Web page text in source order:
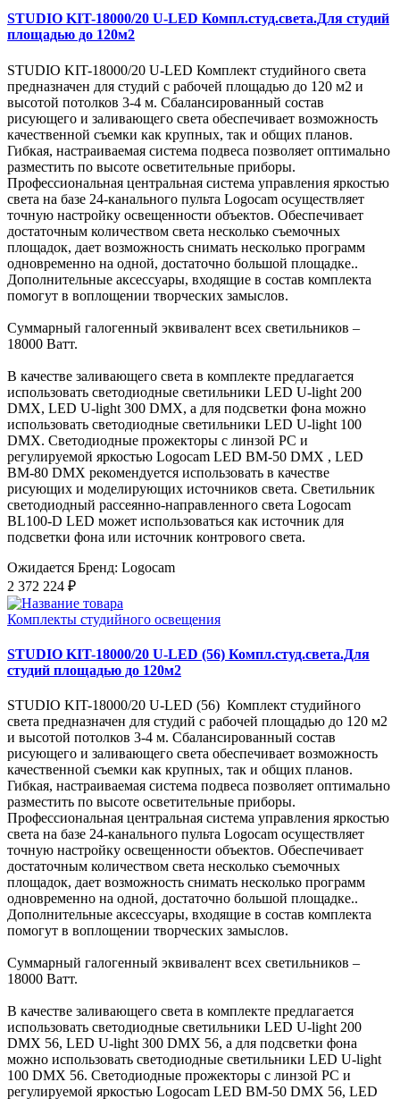
STUDIO KIT-18000/20 U-LED Компл.студ.света.Для студий
площадью до 120м2
STUDIO KIT-18000/20 U-LED Комплект студийного света
предназначен для студий с рабочей площадью до 120 м2 и
высотой потолков 3-4 м. Сбалансированный состав
рисующего и заливающего света обеспечивает возможность
качественной съемки как крупных, так и общих планов.
Гибкая, настраиваемая система подвеса позволяет оптимально
разместить по высоте осветительные приборы.
Профессиональная центральная система управления яркостью
света на базе 24-канального пульта Logocam осуществляет
точную настройку освещенности объектов. Обеспечивает
достаточным количеством света несколько съемочных
площадок, дает возможность снимать несколько программ
одновременно на одной, достаточно большой площадке..
Дополнительные аксессуары, входящие в состав комплекта
помогут в воплощении творческих замыслов.
Суммарный галогенный эквивалент всех светильников –
18000 Ватт.
В качестве заливающего света в комплекте предлагается
использовать светодиодные светильники LED U-light 200
DMX, LED U-light 300 DMX, а для подсветки фона можно
использовать светодиодные светильники LED U-light 100
DMX. Светодиодные прожекторы с линзой PC и
регулируемой яркостью Logocam LED BM-50 DMX , LED
BM-80 DMX рекомендуется использовать в качестве
рисующих и моделирующих источников света. Светильник
светодиодный рассеянно-направленного света Logocam
BL100-D LED может использоваться как источник для
подсветки фона или источник контрового света.
Ожидается Бренд: Logocam
2 372 224 ₽
Комплекты студийного освещения
STUDIO KIT-18000/20 U-LED (56) Компл.студ.света.Для
студий площадью до 120м2
STUDIO KIT-18000/20 U-LED (56) Комплект студийного
света предназначен для студий с рабочей площадью до 120 м2
и высотой потолков 3-4 м. Сбалансированный состав
рисующего и заливающего света обеспечивает возможность
качественной съемки как крупных, так и общих планов.
Гибкая, настраиваемая система подвеса позволяет оптимально
разместить по высоте осветительные приборы.
Профессиональная центральная система управления яркостью
света на базе 24-канального пульта Logocam осуществляет
точную настройку освещенности объектов. Обеспечивает
достаточным количеством света несколько съемочных
площадок, дает возможность снимать несколько программ
одновременно на одной, достаточно большой площадке..
Дополнительные аксессуары, входящие в состав комплекта
помогут в воплощении творческих замыслов.
Суммарный галогенный эквивалент всех светильников –
18000 Ватт.
В качестве заливающего света в комплекте предлагается
использовать светодиодные светильники LED U-light 200
DMX 56, LED U-light 300 DMX 56, а для подсветки фона
можно использовать светодиодные светильники LED U-light
100 DMX 56. Светодиодные прожекторы с линзой PC и
регулируемой яркостью Logocam LED BM-50 DMX 56, LED